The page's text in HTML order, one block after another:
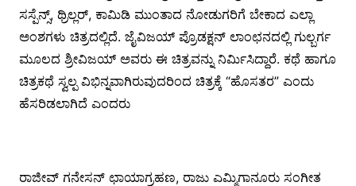
ಸಸ್ಪೆನ್ಸ್, ಥ್ರಿಲ್ಲರ್, ಕಾಮಿಡಿ ಮುಂತಾದ ನೋಡುಗರಿಗೆ ಬೇಕಾದ ಎಲ್ಲಾ
ಅಂಶಗಳು ಚಿತ್ರದಲ್ಲಿದೆ. ಜೈವಿಜಯ್ ಪ್ರೊಡಕ್ಷನ್ ಲಾಂಛನದಲ್ಲಿ ಗುಲ್ಬರ್ಗ
ಮೂಲದ ಶ್ರೀವಿಜಯ್ ಅವರು ಈ ಚಿತ್ರವನ್ನು ನಿರ್ಮಿಸಿದ್ದಾರೆ. ಕಥೆ ಹಾಗೂ
ಚಿತ್ರಕಥೆ ಸ್ವಲ್ಪ ವಿಭಿನ್ನವಾಗಿರುವುದರಿಂದ ಚಿತ್ರಕ್ಕೆ “ಹೊಸತರ” ಎಂದು
ಹೆಸರಿಡಲಾಗಿದೆ ಎಂದರು
ರಾಜೀವ್ ಗನೇಸನ್ ಛಾಯಾಗ್ರಹಣ, ರಾಜು ಎಮ್ಮಿಗಾನೂರು ಸಂಗೀತ